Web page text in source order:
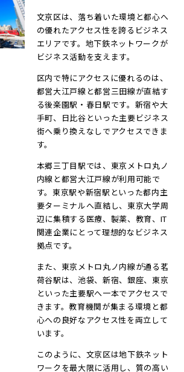
文京区は、落ち着いた環境と都心へ
の優れたアクセス性を誇るビジネス
エリアです。地下鉄ネットワークが
ビジネス活動を支えます。
区内で特にアクセスに優れるのは、
都営大江戸線と都営三田線が直結す
る後楽園駅・春日駅です。新宿や大
手町、日比谷といった主要ビジネス
街へ乗り換えなしでアクセスできま
す。
本郷三丁目駅では、東京メトロ丸ノ
内線と都営大江戸線が利用可能で
す。東京駅や新宿駅といった都内主
要ターミナルへ直結し、東京大学周
辺に集積する医療、製薬、教育、IT
関連企業にとって理想的なビジネス
拠点です。
また、東京メトロ丸ノ内線が通る茗
荷谷駅は、池袋、新宿、銀座、東京
といった主要駅へ一本でアクセスで
きます。教育機関が集まる環境と都
心への良好なアクセス性を両立して
います。
このように、文京区は地下鉄ネット
ワークを最大限に活用し、質の高い